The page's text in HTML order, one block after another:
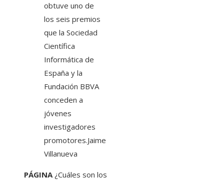
obtuve uno de
los seis premios
que la Sociedad
Científica
Informática de
España y la
Fundación BBVA
conceden a
jóvenes
investigadores
promotores.Jaime
Villanueva
PÁGINA¿Cuáles son los